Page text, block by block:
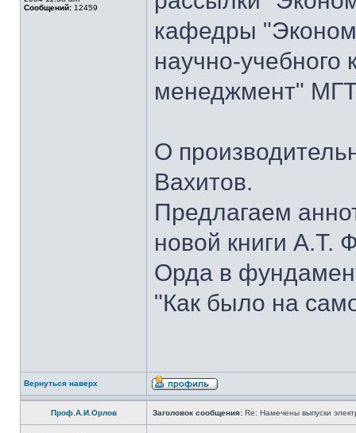
Сообщений: 12459
кафедры
научно-
менеджмент"
О
Вахитов.
Предлагаем
новой книги А.Т.
Орда в
"Как было на
Вернуться наверх
Проф.А.И.Орлов Заголовок сообщения: Re: Намечены выпуски